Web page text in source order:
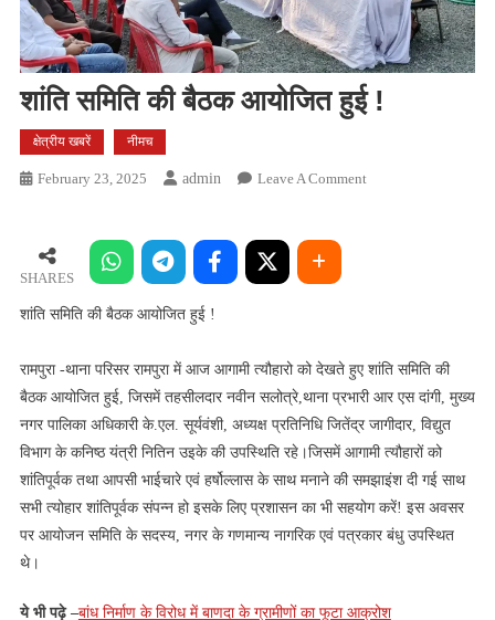
शांति समिति की बैठक आयोजित हुई !
क्षेत्रीय खबरें नीमच
February 23, 2025 Admin Leave A CommentOn
SHARES
शांति समिति की बैठक आयोजित हुई !
रामपुरा -थाना परिसर रामपुरा में आज आगामी त्यौहारो को देखते हुए शांति समिति की
बैठक आयोजित हुई, जिसमें तहसीलदार नवीन सलोत्रे,थाना प्रभारी आर एस दांगी, मुख्य
नगर पालिका अधिकारी के.एल. सूर्यवंशी, अध्यक्ष प्रतिनिधि जितेंद्र जागीदार, विद्युत
विभाग के कनिष्ठ यंत्री नितिन उइके की उपस्थिति रहे।जिसमें आगामी त्यौहारों को
शांतिपूर्वक तथा आपसी भाईचारे एवं हर्षोल्लास के साथ मनाने की समझाइंश दी गई साथ
सभी त्योहार शांतिपूर्वक संपन्न हो इसके लिए प्रशासन का भी सहयोग करें! इस अवसर
पर आयोजन समिति के सदस्य, नगर के गणमान्य नागरिक एवं पत्रकार बंधु उपस्थित
थे।
ये भी पढ़े –बांध निर्माण के विरोध में बाणदा के ग्रामीणों का फूटा आक्रोश